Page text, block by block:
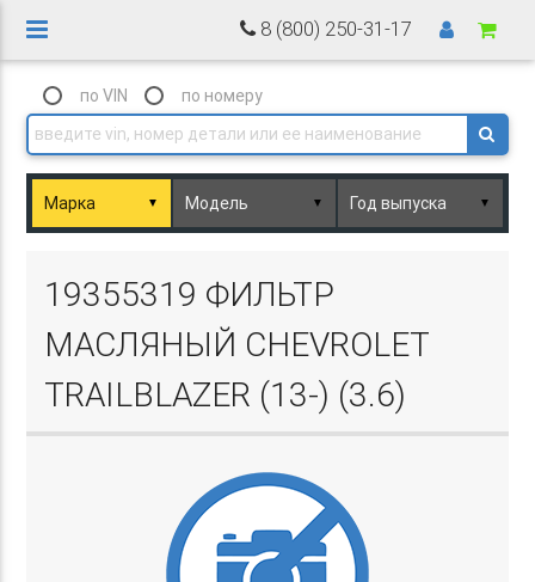
8 (800) 250-31-17
по VIN по номеру
▼ ▼ ▼
19355319 ФИЛЬТР
МАСЛЯНЫЙ CHEVROLET
TRAILBLAZER (13-) (3.6)